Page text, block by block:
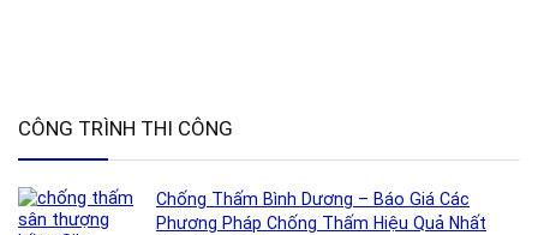
CÔNG TRÌNH THI CÔNG
Chống Thấm Bình Dương – Báo Giá Các
Phương Pháp Chống Thấm Hiệu Quả Nhất